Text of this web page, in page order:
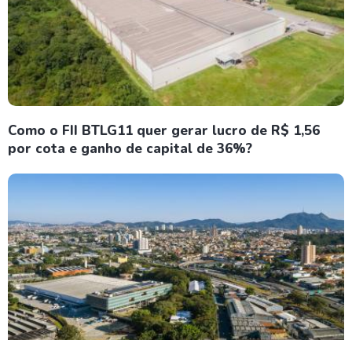
Como o FII BTLG11 quer gerar lucro de R$ 1,56
por cota e ganho de capital de 36%?